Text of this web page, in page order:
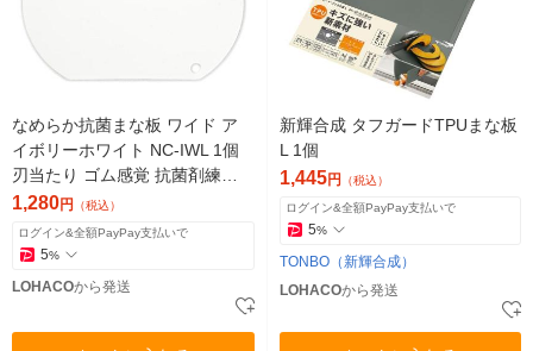
なめらか抗菌まな板 ワイド ア
イボリーホワイト NC-IWL 1個
刃当たり ゴム感覚 抗菌剤練り
込み かまぼこ型 伊原企販
1,280円 （税込）
ログイン&全額PayPay支払いで
5%
LOHACOから発送
新輝合成 タフガードTPUまな板
L 1個
1,445円 （税込）
ログイン&全額PayPay支払いで
5%
TONBO（新輝合成）
LOHACOから発送